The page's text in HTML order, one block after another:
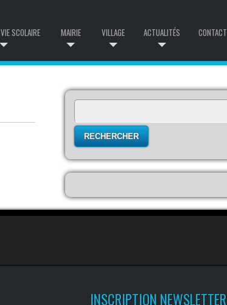
CONTACT
ACTUALITÉS
VILLAGE
MAIRIE
SCOLAIRE
INSCRIPTION NEWSLETTER